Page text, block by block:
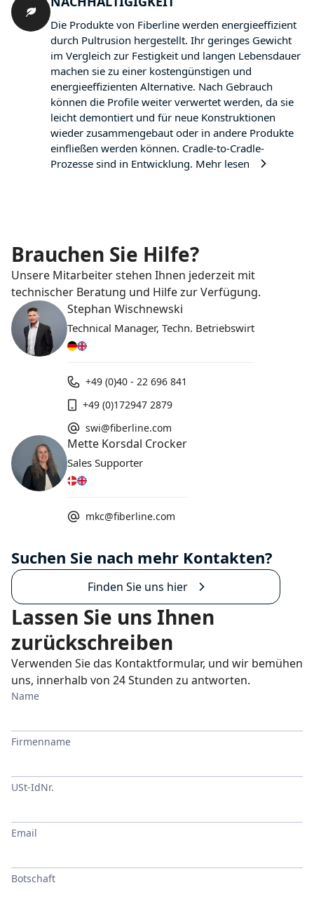
Die Produkte von Fiberline werden energieeffizient
durch Pultrusion hergestellt. Ihr geringes Gewicht
im Vergleich zur Festigkeit und langen Lebensdauer
machen sie zu einer kostengünstigen und
energieeffizienten Alternative. Nach Gebrauch
können die Profile weiter verwertet werden, da sie
leicht demontiert und für neue Konstruktionen
wieder zusammengebaut oder in andere Produkte
einfließen werden können. Cradle-to-Cradle-
Prozesse sind in Entwicklung. Mehr lesen
Brauchen Sie Hilfe?
Unsere Mitarbeiter stehen Ihnen jederzeit mit
technischer Beratung und Hilfe zur Verfügung.
Stephan Wischnewski
Technical Manager, Techn. Betriebswirt
+49 (0)40 - 22 696 841
+49 (0)172947 2879
swi@fiberline.com
Mette Korsdal Crocker
Sales Supporter
mkc@fiberline.com
Suchen Sie nach mehr Kontakten?
Finden Sie uns hier
Lassen Sie uns Ihnen
zurückschreiben
Verwenden Sie das Kontaktformular, und wir bemühen
uns, innerhalb von 24 Stunden zu antworten.
Name
Firmenname
USt-IdNr.
Email
Botschaft